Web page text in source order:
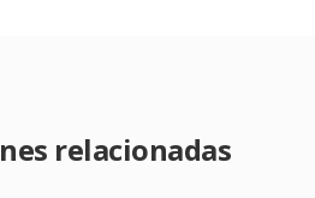
relacionadas